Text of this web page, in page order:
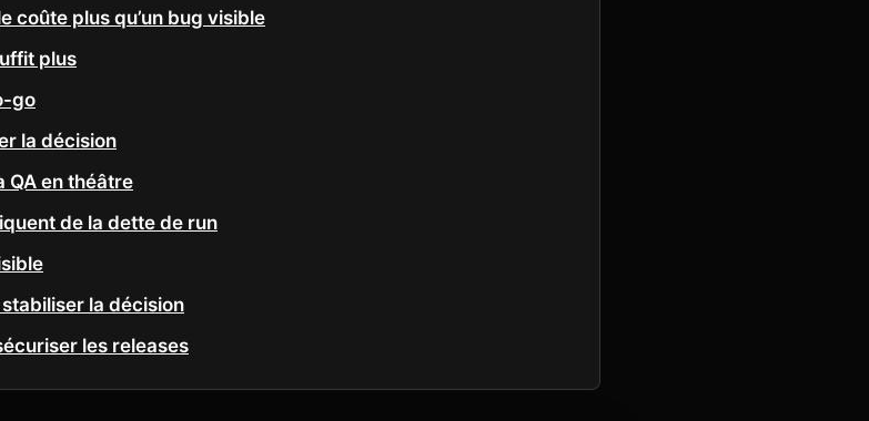
coûte plus qu’un bug visible
plus
go
la décision
QA en théâtre
de la dette de run
la décision
les releases